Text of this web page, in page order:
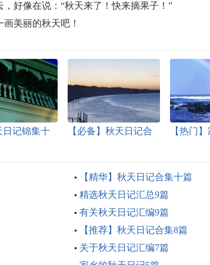
好像在说：“秋天来了！快来摘果子！”
美丽的秋天吧！
日记锦集十
【必备】秋天日记合
【热门
【精华】秋天日记合集十篇
精选秋天日记汇总9篇
有关秋天日记汇编9篇
【推荐】秋天日记合集8篇
关于秋天日记汇编7篇